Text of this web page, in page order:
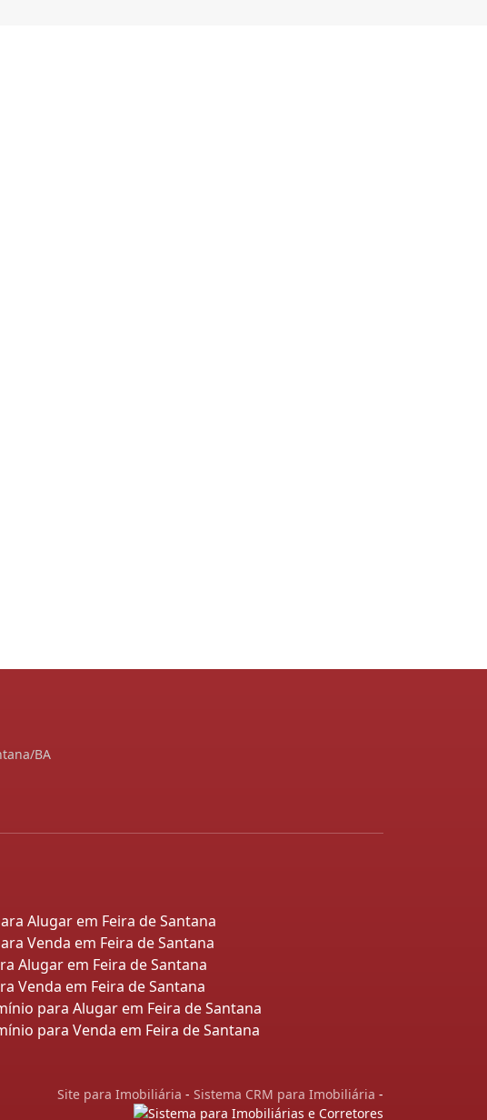
BA
Alugar em Feira de Santana
Venda em Feira de Santana
Alugar em Feira de Santana
Venda em Feira de Santana
para Alugar em Feira de Santana
para Venda em Feira de Santana
Site para Imobiliária - Sistema CRM para Imobiliária -